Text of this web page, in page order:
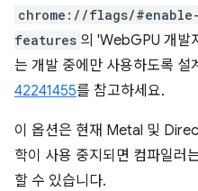
chrome://flags/
features 의 'WebGPU 개발
는 개발 중에만 사용하도록 설
42241455를 참고하세요.
이 옵션은 현재 Metal 및
학이 사용 중지되면 컴파일러
할 수 있습니다.